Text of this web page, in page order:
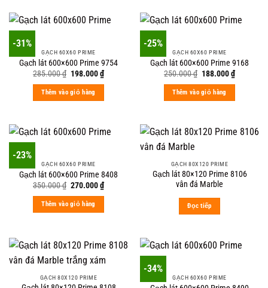
-31%
GẠCH 60X60 PRIME
Gạch lát 600×600 Prime 9754
285.000₫ Original
was:
285.000 ₫.
198.000₫Current
price
Thêm vào giỏ hàng
-25%
GẠCH 60X60 PRIME
Gạch lát 600×600 Prime 9168
250.000₫ Original
was:
250.000 ₫.
188.000₫Current
price
Thêm vào giỏ hàng
-23%
GẠCH 60X60 PRIME
Gạch lát 600×600 Prime 8408
350.000₫ Original
was:
350.000 ₫.
270.000₫Current
price
Thêm vào giỏ hàng
GẠCH 80X120 PRIME
Gạch lát 80×120 Prime 8106
vân đá Marble
Đọc tiếp
GẠCH 80X120 PRIME
-34%
GẠCH 60X60 PRIME